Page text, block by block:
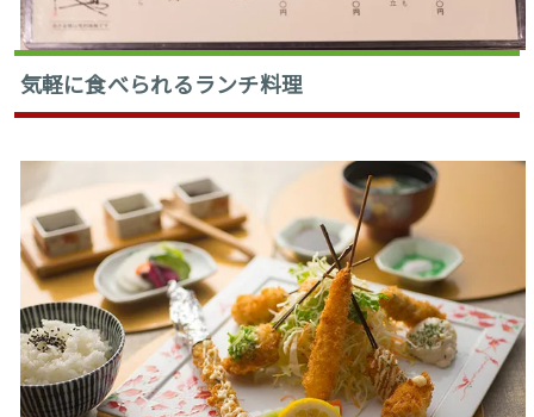
気軽に食べられるランチ料理